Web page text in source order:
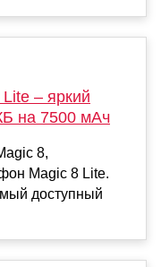
– яркий
на 7500 мАч
8,
Magic 8 Lite.
доступный